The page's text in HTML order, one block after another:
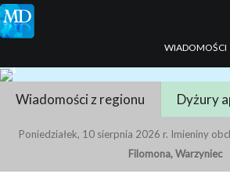
WIADOMOŚCI
Wiadomości z regionu Dyżury
Poniedziałek, 10 sierpnia 2026 r. Imieniny
Filomona, Warzyniec